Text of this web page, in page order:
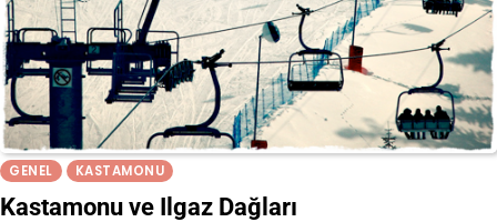
GENEL KASTAMONU
Kastamonu ve Ilgaz Dağları